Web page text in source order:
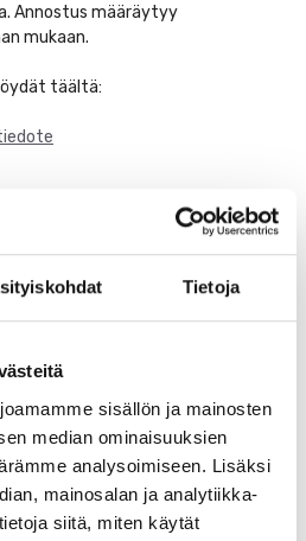
Tietoja
sisällön ja mainosten
median ominaisuuksien
analysoimiseen. Lisäksi
mainosalan ja analytiikka-
siitä, miten käytät
Annostus määräytyy
mukaan.
täältä: